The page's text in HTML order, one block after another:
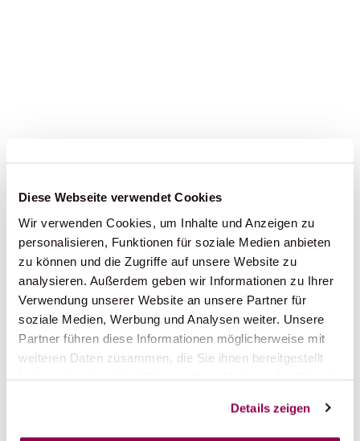
Diese Webseite verwendet Cookies
Wir verwenden Cookies, um Inhalte und Anzeigen zu
personalisieren, Funktionen für soziale Medien anbieten
zu können und die Zugriffe auf unsere Website zu
analysieren. Außerdem geben wir Informationen zu Ihrer
Verwendung unserer Website an unsere Partner für
soziale Medien, Werbung und Analysen weiter. Unsere
Partner führen diese Informationen möglicherweise mit
weiteren Daten zusammen, die Sie ihnen bereitgestellt
Details zeigen